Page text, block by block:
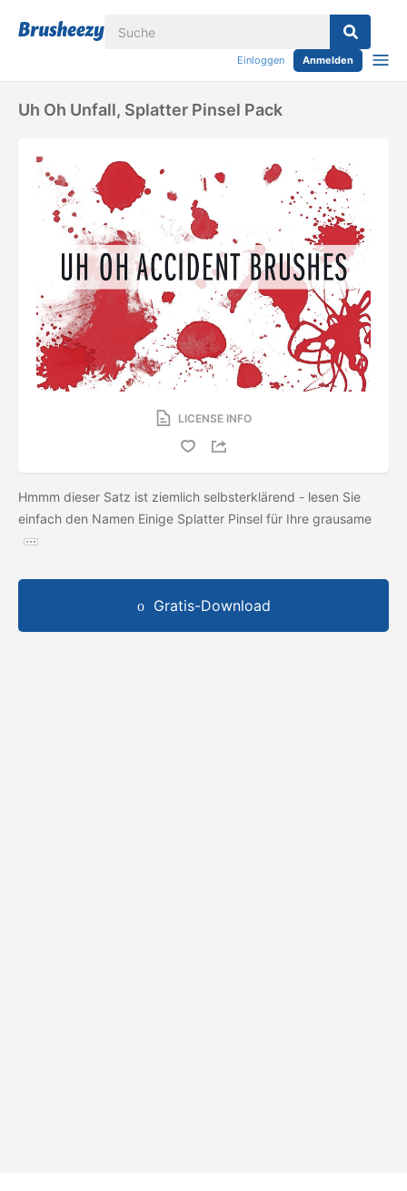
Einloggen Anmelden
Uh Oh Unfall, Splatter Pinsel Pack
LICENSE INFO
Hmmm dieser Satz ist ziemlich selbsterklärend - lesen Sie
einfach den Namen Einige Splatter Pinsel für Ihre grausame
Gratis-Download